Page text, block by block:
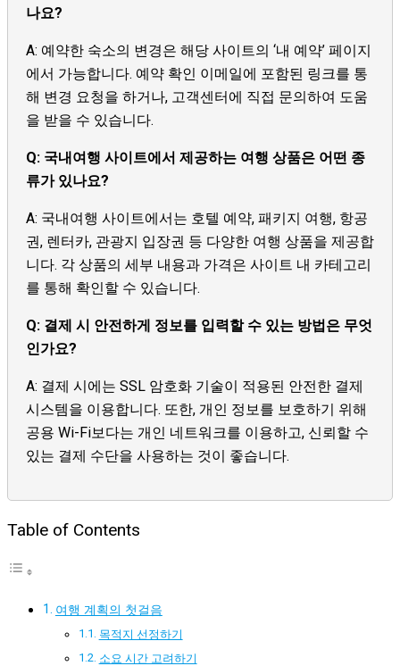
나요?
A: 예약한 숙소의 변경은 해당 사이트의 ‘내 예약’ 페이지
에서 가능합니다. 예약 확인 이메일에 포함된 링크를 통
해 변경 요청을 하거나, 고객센터에 직접 문의하여 도움
을 받을 수 있습니다.
Q: 국내여행 사이트에서 제공하는 여행 상품은 어떤 종
류가 있나요?
A: 국내여행 사이트에서는 호텔 예약, 패키지 여행, 항공
권, 렌터카, 관광지 입장권 등 다양한 여행 상품을 제공합
니다. 각 상품의 세부 내용과 가격은 사이트 내 카테고리
를 통해 확인할 수 있습니다.
Q: 결제 시 안전하게 정보를 입력할 수 있는 방법은 무엇
인가요?
A: 결제 시에는 SSL 암호화 기술이 적용된 안전한 결제
시스템을 이용합니다. 또한, 개인 정보를 보호하기 위해
공용 Wi-Fi보다는 개인 네트워크를 이용하고, 신뢰할 수
있는 결제 수단을 사용하는 것이 좋습니다.
Table of Contents
여행 계획의 첫걸음
목적지 선정하기
소요 시간 고려하기